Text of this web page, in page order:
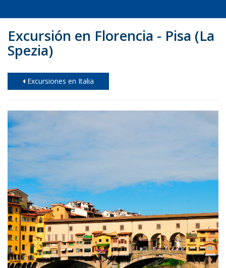
Excursión en Florencia - Pisa (La
Spezia)
Excursiones en Italia